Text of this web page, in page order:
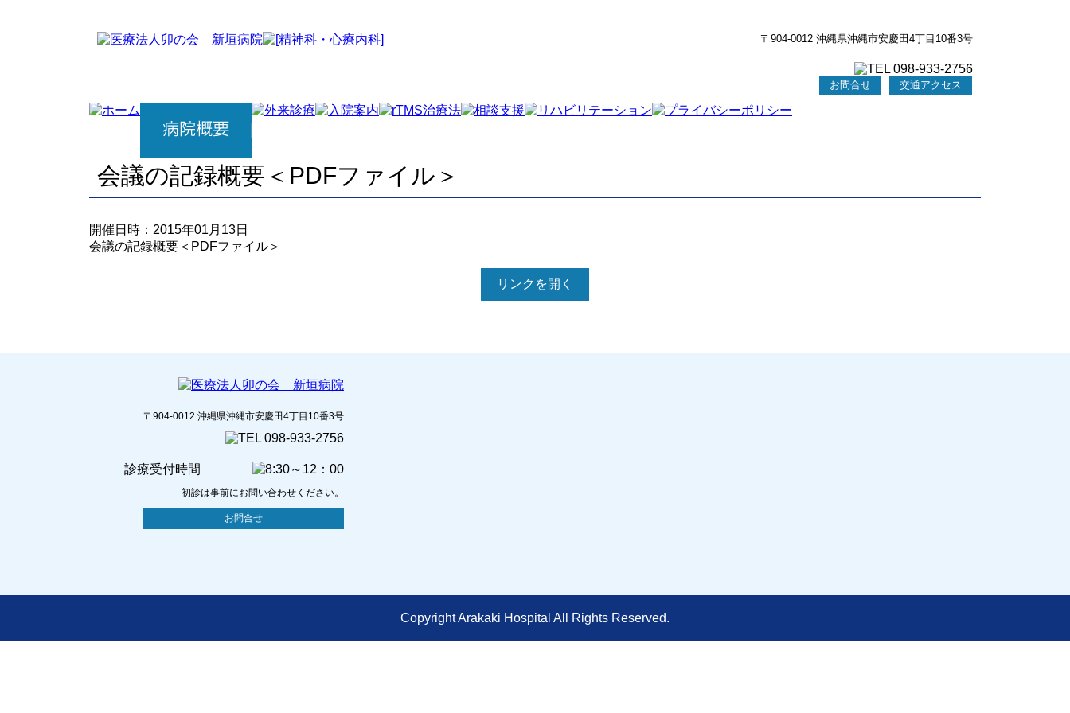
〒904-0012 沖縄県沖縄市安慶田4丁目10番3号
お問合せ 交通アクセス
会議の記録概要＜PDFファイル＞
開催日時：2015年01月13日
会議の記録概要＜PDFファイル＞
リンクを開く
〒904-0012 沖縄県沖縄市安慶田4丁目10番3号
診療受付時間
初診は事前にお問い合わせください。
お問合せ
Copyright Arakaki Hospital All Rights Reserved.